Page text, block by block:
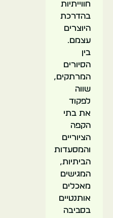
חווייתיות
בהדרכת
היוצרים
עצמם.
בין
הסיורים
המרתקים,
שווה
לפקוד
את בתי
הקפה
הציוריים
והמסעדות
הביתיות,
המגישים
מאכלים
אותנטיים
בסביבה